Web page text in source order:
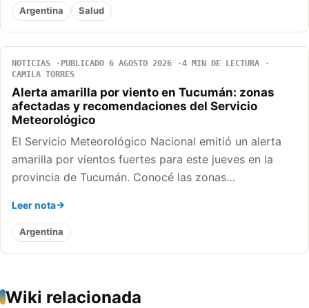
Argentina Salud
NOTICIAS PUBLICADO 6 AGOSTO 2026
4 MIN DE LECTURA
CAMILA TORRES
Alerta amarilla por viento en Tucumán: zonas
afectadas y recomendaciones del Servicio
Meteorológico
El Servicio Meteorológico Nacional emitió un alerta
amarilla por vientos fuertes para este jueves en la
provincia de Tucumán. Conocé las zonas…
Leer nota
Argentina
Wiki relacionada